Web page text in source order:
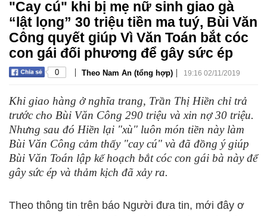
"Cay cú" khi bị mẹ nữ sinh giao gà
“lật lọng” 30 triệu tiền ma tuý, Bùi Văn
Công quyết giúp Vì Văn Toán bắt cóc
con gái đối phương để gây sức ép
0 | Theo Nam An (tổng hợp) | 19:16 02/11/2019
Khi giao hàng ở nghĩa trang, Trần Thị Hiền chỉ trả
trước cho Bùi Văn Công 290 triệu và xin nợ 30 triệu.
Nhưng sau đó Hiền lại "xù" luôn món tiền này làm
Bùi Văn Công cảm thấy "cay cú" và đã đồng ý giúp
Bùi Văn Toán lập kế hoạch bắt cóc con gái bà này để
gây sức ép và thảm kịch đã xảy ra.
Theo thông tin trên báo Người đưa tin, mới đây ơ